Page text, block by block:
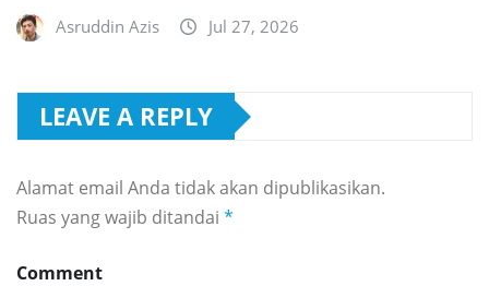
Asruddin Azis Jul 27, 2026
LEAVE A REPLY
Alamat email Anda tidak akan dipublikasikan.
Ruas yang wajib ditandai *
Comment